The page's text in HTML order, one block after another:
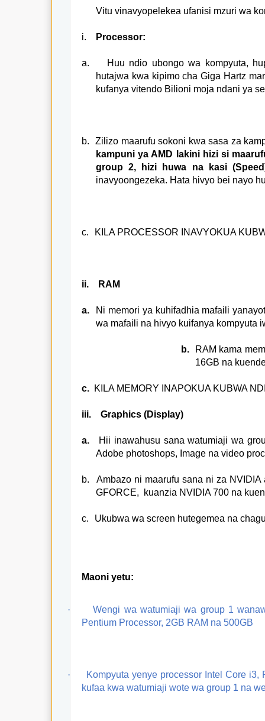
Vitu vinavyopelekea ufanisi mzuri wa
i. Processor:
a.
Huu ndio ubongo wa kompyuta,
hutajwa kwa kipimo cha Giga Hartz
kufanya vitendo Bilioni moja ndani ya
b.
Zilizo maarufu sokoni kwa sasa za
kampuni ya AMD lakini hizi si
group 2, hizi huwa na kasi
inavyoongezeka. Hata hivyo bei nayo
c. KILA PROCESSOR INAVYOKUA
ii. RAM
a.
Ni memori ya kuhifadhia mafaili
wa mafaili na hivyo kuifanya kompyuta
b.
RAM kama
16GB na
c. KILA MEMORY INAPOKUA KUBWA
iii. Graphics (Display)
a.
Hii inawahusu sana watumiaji wa
Adobe photoshops, Image na video
b.
Ambazo ni maarufu sana ni za
GFORCE,
kuanzia NVIDIA 700 na
c. Ukubwa wa screen hutegemea na
Maoni yetu:
·
Wengi wa watumiaji wa group 1
Pentium Processor, 2GB RAM na 500GB
·
Kompyuta yenye processor Intel Core
kufaa kwa watumiaji wote wa group 1 na